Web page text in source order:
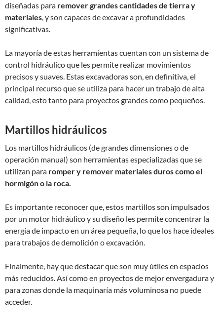
diseñadas para remover grandes cantidades de tierra y
materiales, y son capaces de excavar a profundidades
significativas.
La mayoría de estas herramientas cuentan con un sistema de
control hidráulico que les permite realizar movimientos
precisos y suaves. Estas excavadoras son, en definitiva, el
principal recurso que se utiliza para hacer un trabajo de alta
calidad, esto tanto para proyectos grandes como pequeños.
Martillos hidráulicos
Los martillos hidráulicos (de grandes dimensiones o de
operación manual) son herramientas especializadas que se
utilizan para romper y remover materiales duros como el
hormigón o la roca.
Es importante reconocer que, estos martillos son impulsados
por un motor hidráulico y su diseño les permite concentrar la
energía de impacto en un área pequeña, lo que los hace ideales
para trabajos de demolición o excavación.
Finalmente, hay que destacar que son muy útiles en espacios
más reducidos. Así como en proyectos de mejor envergadura y
para zonas donde la maquinaría más voluminosa no puede
acceder.